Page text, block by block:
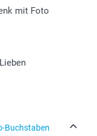
mit Foto
Buchstaben